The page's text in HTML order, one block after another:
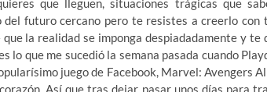
que lleguen, situaciones trágicas que
del futuro cercano pero te resistes a creerlo con
que la realidad se imponga despiadadamente y
lo que me sucedió la semana pasada cuando
juego de Facebook, Marvel: Avengers